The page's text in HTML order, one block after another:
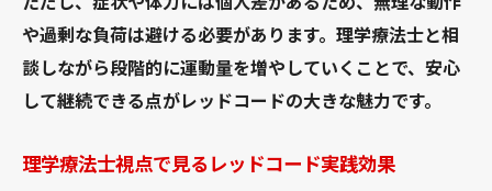
や過剰な負荷は避ける必要があります。理学療法士と相
談しながら段階的に運動量を増やしていくことで、安心
して継続できる点がレッドコードの大きな魅力です。
理学療法士視点で見るレッドコード実践効果